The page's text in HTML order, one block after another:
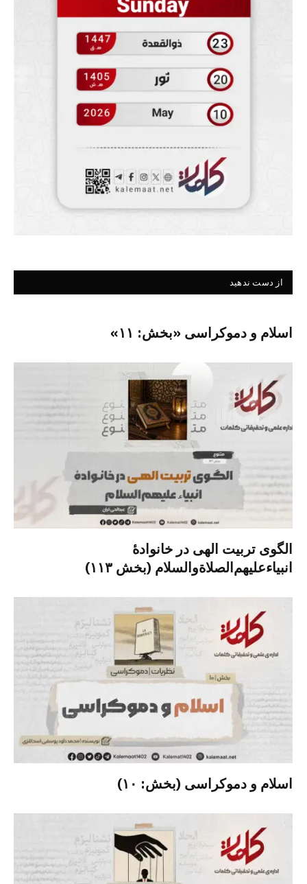
از دست ندهید
اسلام و دموکراسی «بخش: ۱۱»
الگوی تربیت الهی در خانوادۀ
انبیاءعلیهم‌الصلاةو‌السلام (بخش ۱۱۳)
اسلام و دموکراسی (بخش: ۱۰)